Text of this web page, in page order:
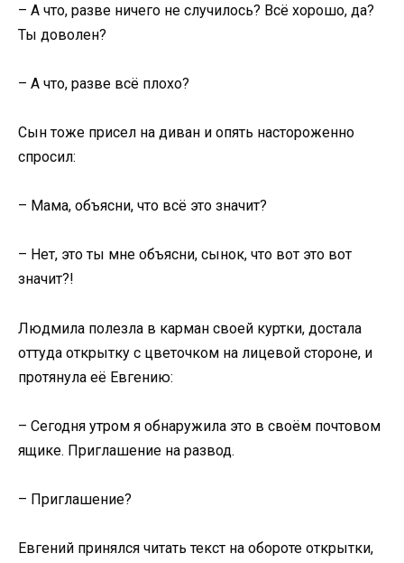
– А что, разве ничего не случилось? Всё хорошо, да?
Ты доволен?
– А что, разве всё плохо?
Сын тоже присел на диван и опять настороженно
спросил:
– Мама, объясни, что всё это значит?
– Нет, это ты мне объясни, сынок, что вот это вот
значит?!
Людмила полезла в карман своей куртки, достала
оттуда открытку с цветочком на лицевой стороне, и
протянула её Евгению:
– Сегодня утром я обнаружила это в своём почтовом
ящике. Приглашение на развод.
– Приглашение?
Евгений принялся читать текст на обороте открытки,